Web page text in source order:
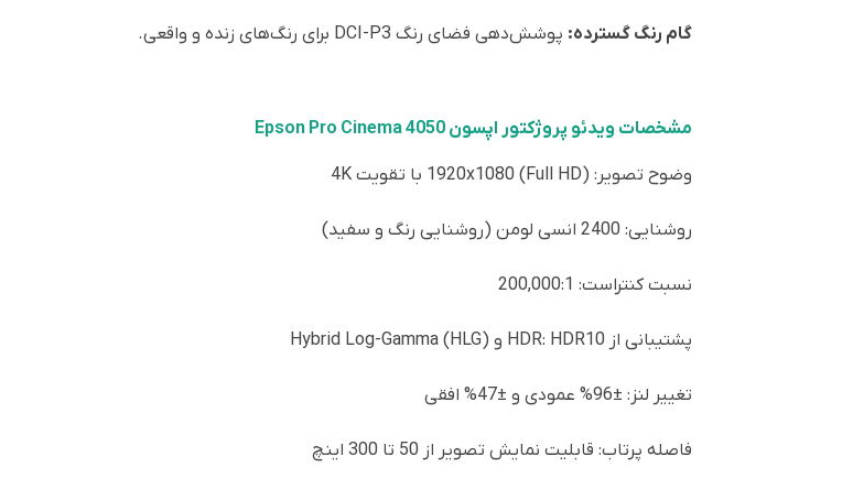
گام رنگ گسترده: پوشش‌دهی فضای رنگ DCI-P3 برای رنگ‌های زنده و واقعی.
مشخصات ویدئو پروژکتور اپسون Epson Pro Cinema 4050
وضوح تصویر: 1920x1080 (Full HD) با تقویت 4K
روشنایی: 2400 انسی لومن (روشنایی رنگ و سفید)
نسبت کنتراست: 200,000:1
پشتیبانی از HDR: HDR10 و Hybrid Log-Gamma (HLG)
تغییر لنز: ±96% عمودی و ±47% افقی
فاصله پرتاب: قابلیت نمایش تصویر از 50 تا 300 اینچ